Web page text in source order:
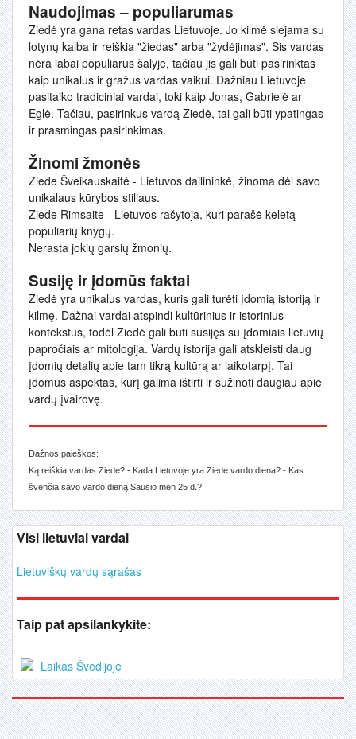
Naudojimas – populiarumas
Ziedė yra gana retas vardas Lietuvoje. Jo kilmė siejama su
lotynų kalba ir reiškia "žiedas" arba "žydėjimas". Šis vardas
nėra labai populiarus šalyje, tačiau jis gali būti pasirinktas
kaip unikalus ir gražus vardas vaikui. Dažniau Lietuvoje
pasitaiko tradiciniai vardai, toki kaip Jonas, Gabrielė ar
Eglė. Tačiau, pasirinkus vardą Ziedė, tai gali būti ypatingas
ir prasmingas pasirinkimas.
Žinomi žmonės
Ziede Šveikauskaitė - Lietuvos dailininkė, žinoma dėl savo
unikalaus kūrybos stiliaus.
Ziede Rimsaite - Lietuvos rašytoja, kuri parašė keletą
populiarių knygų.
Nerasta jokių garsių žmonių.
Susiję ir įdomūs faktai
Ziedė yra unikalus vardas, kuris gali turėti įdomią istoriją ir
kilmę. Dažnai vardai atspindi kultūrinius ir istorinius
kontekstus, todėl Ziedė gali būti susijęs su įdomiais lietuvių
papročiais ar mitologija. Vardų istorija gali atskleisti daug
įdomių detalių apie tam tikrą kultūrą ar laikotarpį. Tai
įdomus aspektas, kurį galima ištirti ir sužinoti daugiau apie
vardų įvairovę.
Dažnos paieškos:
Ką reiškia vardas Ziede? - Kada Lietuvoje yra Ziede vardo diena? - Kas
švenčia savo vardo dieną Sausio mėn 25 d.?
Visi lietuviai vardai
Lietuviškų vardų sąrašas
Taip pat apsilankykite:
Laikas Švedijoje